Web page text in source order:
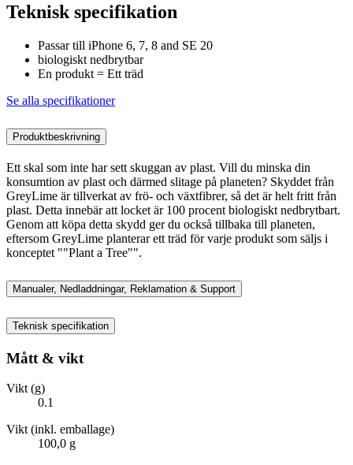
Teknisk specifikation
Passar till iPhone 6, 7, 8 and SE 20
biologiskt nedbrytbar
En produkt = Ett träd
Se alla specifikationer
Produktbeskrivning
Ett skal som inte har sett skuggan av plast. Vill du minska din
konsumtion av plast och därmed slitage på planeten? Skyddet från
GreyLime är tillverkat av frö- och växtfibrer, så det är helt fritt från
plast. Detta innebär att locket är 100 procent biologiskt nedbrytbart.
Genom att köpa detta skydd ger du också tillbaka till planeten,
eftersom GreyLime planterar ett träd för varje produkt som säljs i
konceptet ""Plant a Tree"".
Manualer, Nedladdningar, Reklamation & Support
Teknisk specifikation
Mått & vikt
Vikt (g)
0.1
Vikt (inkl. emballage)
100,0 g